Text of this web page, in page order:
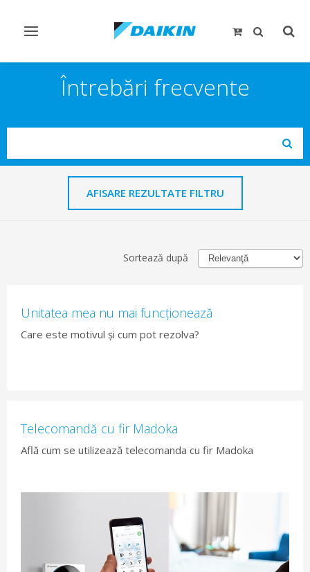
Comutare
Întrebări frecvente
AFISARE REZULTATE FILTRU
Sortează după
Unitatea mea nu mai funcționează
Care este motivul și cum pot rezolva?
Telecomandă cu fir Madoka
Află cum se utilizează telecomanda cu fir Madoka